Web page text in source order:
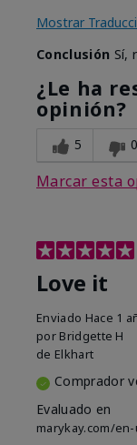
Mostrar
Conclusión Sí,
¿Le ha
opinión?
5 0
Marcar esta
Love it
Enviado Hace 1
por Bridgette H
de Elkhart
Comprador
Evaluado en
marykay.com/